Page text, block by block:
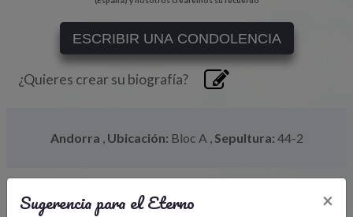
ESCRIBIR UNA CONDOLENCIA
¿Quieres crear su biografía?
Andorra , Ubicación: Bloc A , Sepultura: 44-2
Sugerencia para el Eterno ×